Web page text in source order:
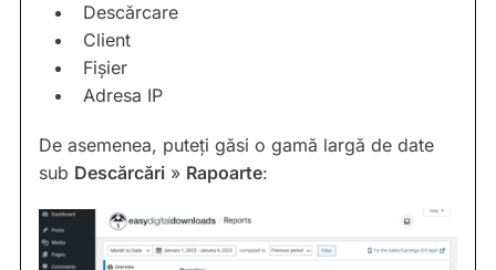
Descărcare
Client
Fișier
Adresa IP
De asemenea, puteți găsi o gamă largă de date
sub Descărcări » Rapoarte: